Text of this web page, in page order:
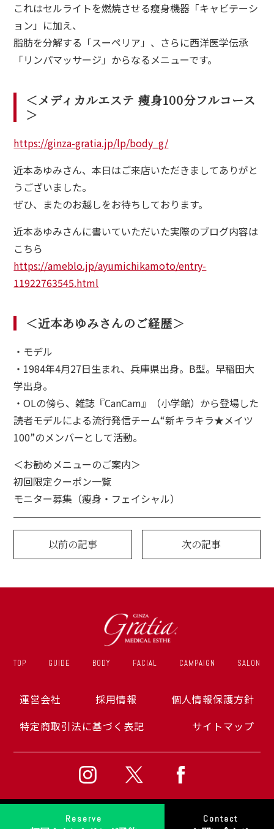
バストアップ・ボディメイクメニュー
る質問
Reserve Contact
これはセルライトを燃焼させる瘦身機器「キャビテーシ
ョン」に加え、
脂肪を分解する「スーペリア」、さらに西洋医学伝承
「リンパマッサージ」からなるメニューです。
＜メディカルエステ 痩身100分フルコース
＞
https://ginza-gratia.jp/lp/body_g/
近本あゆみさん、本日はご来店いただきましてありがと
うございました。
ぜひ、またのお越しをお待ちしております。
近本あゆみさんに書いていただいた実際のブログ内容は
こちら
https://ameblo.jp/ayumichikamoto/entry-
11922763545.html
＜近本あゆみさんのご経歴＞
・モデル
・1984年4月27日生まれ、兵庫県出身。B型。早稲田大
学出身。
・OLの傍ら、雑誌『CanCam』（小学館）から登場した
読者モデルによる流行発信チーム“新キラキラ★メイツ
100”のメンバーとして活動。
＜お勧めメニューのご案内＞
初回限定クーポン一覧
モニター募集（瘦身・フェイシャル）
以前の記事 次の記事
TOP GUIDE BODY FACIAL CAMPAIGN SALON
運営会社 採用情報
個人情報保護方針
特定商取引法に基づく表記
サイトマップ
2014-2026 © Ginza Gratia